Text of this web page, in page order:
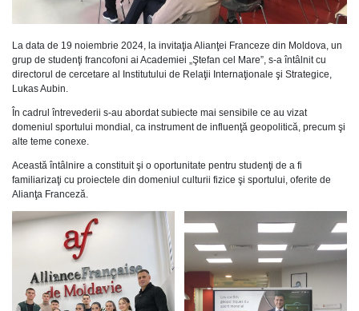
La data de 19 noiembrie 2024, la invitaţia Alianţei Franceze din Moldova, un
grup de studenţi francofoni ai Academiei „Ştefan cel Mare”, s-a întâlnit cu
directorul de cercetare al Institutului de Relaţii Internaţionale şi Strategice,
Lukas Aubin.
În cadrul întrevederii s-au abordat subiecte mai sensibile ce au vizat
domeniul sportului mondial, ca instrument de influenţă geopolitică, precum şi
alte teme conexe.
Această întâlnire a constituit şi o oportunitate pentru studenţi de a fi
familiarizaţi cu proiectele din domeniul culturii fizice şi sportului, oferite de
Alianţa Franceză.